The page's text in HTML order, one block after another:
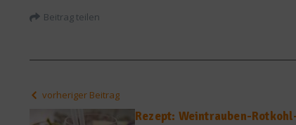
Beitrag teilen
vorheriger Beitrag
Rezept: Weintrauben-